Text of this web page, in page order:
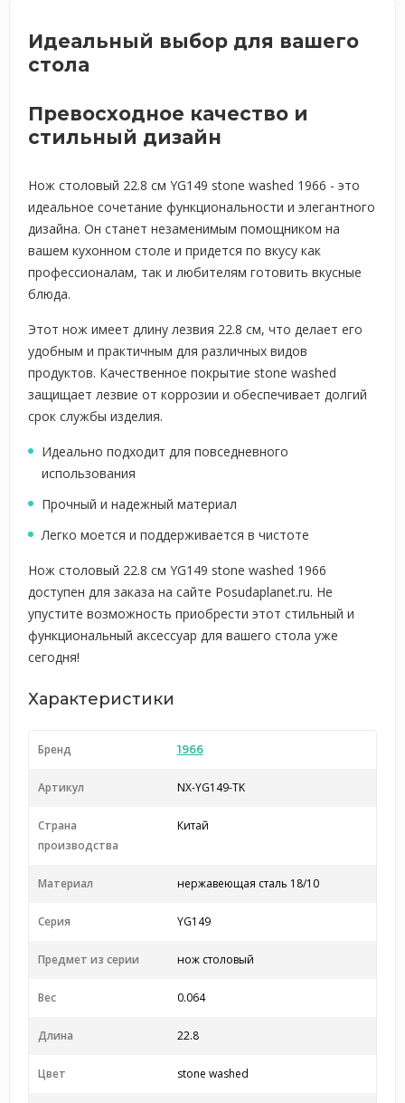
Идеальный выбор для вашего
стола
Превосходное качество и
стильный дизайн
Нож столовый 22.8 см YG149 stone washed 1966 - это
идеальное сочетание функциональности и элегантного
дизайна. Он станет незаменимым помощником на
вашем кухонном столе и придется по вкусу как
профессионалам, так и любителям готовить вкусные
блюда.
Этот нож имеет длину лезвия 22.8 см, что делает его
удобным и практичным для различных видов
продуктов. Качественное покрытие stone washed
защищает лезвие от коррозии и обеспечивает долгий
срок службы изделия.
Идеально подходит для повседневного
использования
Прочный и надежный материал
Легко моется и поддерживается в чистоте
Нож столовый 22.8 см YG149 stone washed 1966
доступен для заказа на сайте Posudaplanet.ru. Не
упустите возможность приобрести этот стильный и
функциональный аксессуар для вашего стола уже
сегодня!
Характеристики
Бренд 1966
Артикул NX-YG149-TK
Страна
производства
Китай
Материал нержавеющая сталь 18/10
Серия YG149
Предмет из серии нож столовый
Вес 0.064
Длина 22.8
Цвет stone washed